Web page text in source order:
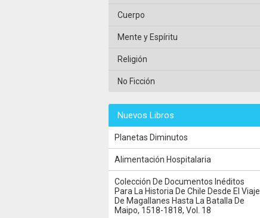
Cuerpo
Mente y Espíritu
Religión
No Ficción
Nuevos Libros
Planetas Diminutos
Alimentación Hospitalaria
Colección De Documentos Inéditos
Para La Historia De Chile Desde El Viaje
De Magallanes Hasta La Batalla De
Maipo, 1518-1818, Vol. 18